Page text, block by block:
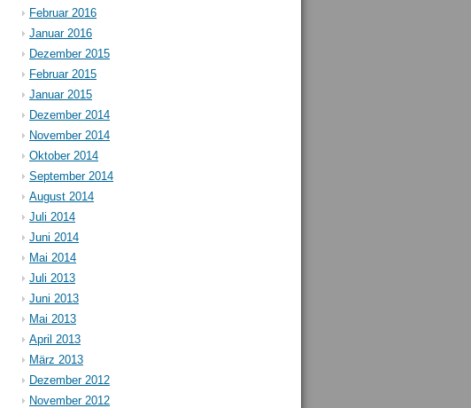
Februar 2016
Januar 2016
Dezember 2015
Februar 2015
Januar 2015
Dezember 2014
November 2014
Oktober 2014
September 2014
August 2014
Juli 2014
Juni 2014
Mai 2014
Juli 2013
Juni 2013
Mai 2013
April 2013
März 2013
Dezember 2012
November 2012